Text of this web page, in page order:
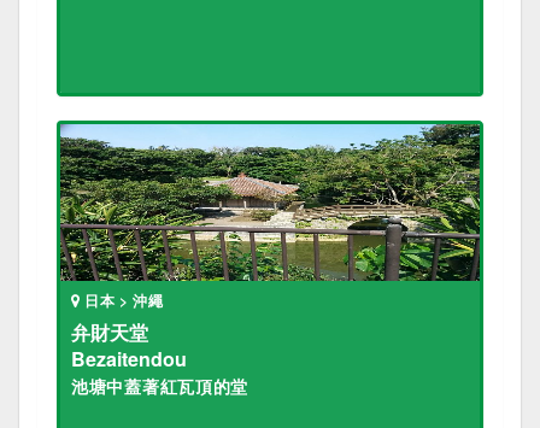
日本 > 沖繩
弁財天堂
Bezaitendou
池塘中蓋著紅瓦頂的堂